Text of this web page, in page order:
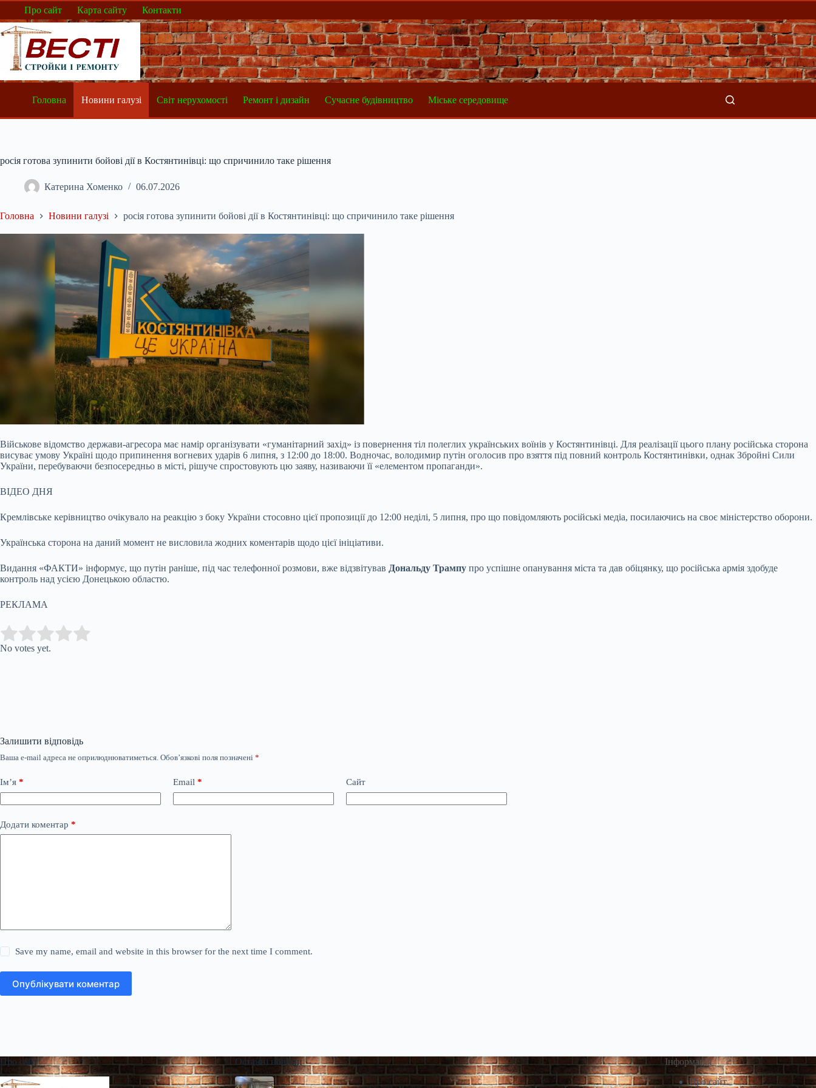
Перейти
вмісту
Про сайт Карта сайту Контакти
Головна Новини галузі Світ нерухомості Ремонт і дизайн Сучасне будівництво Міське середовище
росія готова зупинити бойові дії в Костянтинівці: що спричинило таке рішення
Катерина Хоменко 06.07.2026
Головна Новини галузі росія готова зупинити бойові дії в Костянтинівці: що спричинило таке рішення
Військове відомство держави-агресора має намір організувати «гуманітарний захід» із повернення тіл полеглих українських воїнів у Костянтинівці. Для реалізації цього плану російська сторона
висуває умову Україні щодо припинення вогневих ударів 6 липня, з 12:00 до 18:00. Водночас, володимир путін оголосив про взяття під повний контроль Костянтинівки, однак Збройні Сили
України, перебуваючи безпосередньо в місті, рішуче спростовують цю заяву, називаючи її «елементом пропаганди».
ВІДЕО ДНЯ
Кремлівське керівництво очікувало на реакцію з боку України стосовно цієї пропозиції до 12:00 неділі, 5 липня, про що повідомляють російські медіа, посилаючись на своє міністерство оборони.
Українська сторона на даний момент не висловила жодних коментарів щодо цієї ініціативи.
Видання «ФАКТИ» інформує, що путін раніше, під час телефонної розмови, вже відзвітував Дональду Трампу про успішне опанування міста та дав обіцянку, що російська армія здобуде
контроль над усією Донецькою областю.
РЕКЛАМА
Rate this item:
No votes yet.
Залишити відповідь
Ваша e-mail адреса не оприлюднюватиметься. Обов’язкові поля позначені *
Ім’я * Email * Сайт
Додати коментар *
Save my name, email and website in this browser for the next time I comment.
Опублікувати коментар
Про сайт Останні новини
Інформація
Про сайт